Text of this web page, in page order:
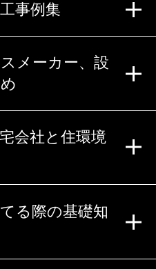
事例集
メーカー、設
会社と住環境
る際の基礎知